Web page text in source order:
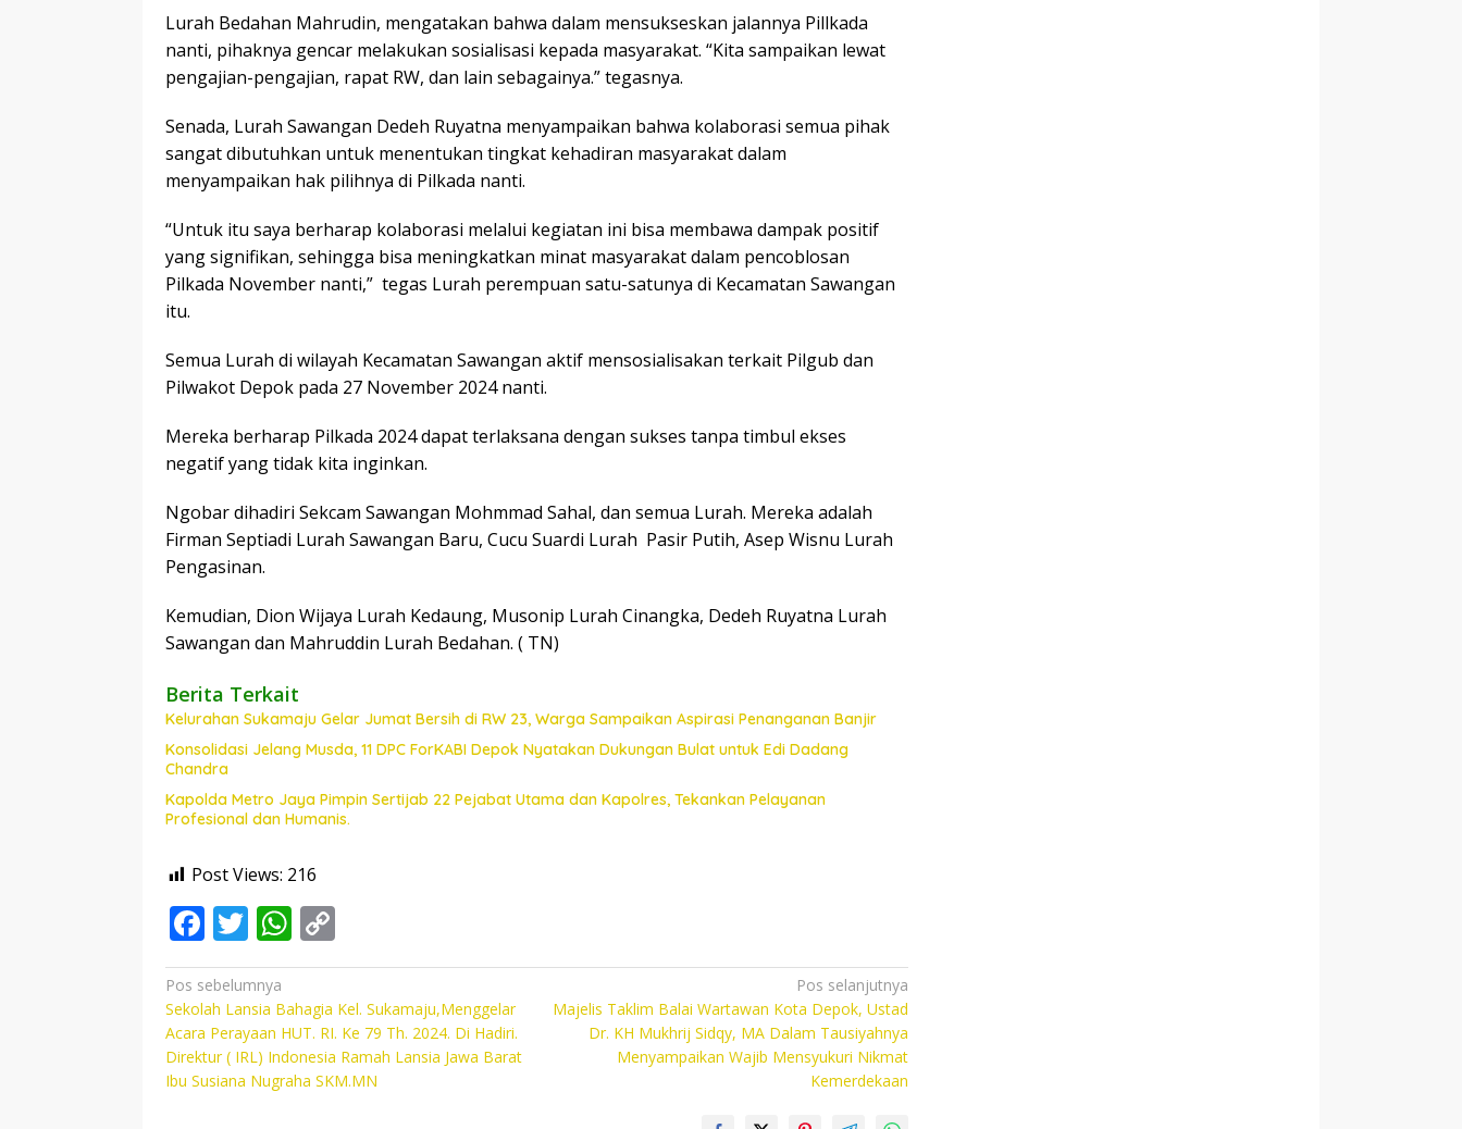
Lurah Bedahan Mahrudin, mengatakan bahwa dalam mensukseskan jalannya Pillkada
nanti, pihaknya gencar melakukan sosialisasi kepada masyarakat. “Kita sampaikan lewat
pengajian-pengajian, rapat RW, dan lain sebagainya.” tegasnya.
Senada, Lurah Sawangan Dedeh Ruyatna menyampaikan bahwa kolaborasi semua pihak
sangat dibutuhkan untuk menentukan tingkat kehadiran masyarakat dalam
menyampaikan hak pilihnya di Pilkada nanti.
“Untuk itu saya berharap kolaborasi melalui kegiatan ini bisa membawa dampak positif
yang signifikan, sehingga bisa meningkatkan minat masyarakat dalam pencoblosan
Pilkada November nanti,” tegas Lurah perempuan satu-satunya di Kecamatan Sawangan
itu.
Semua Lurah di wilayah Kecamatan Sawangan aktif mensosialisakan terkait Pilgub dan
Pilwakot Depok pada 27 November 2024 nanti.
Mereka berharap Pilkada 2024 dapat terlaksana dengan sukses tanpa timbul ekses
negatif yang tidak kita inginkan.
Ngobar dihadiri Sekcam Sawangan Mohmmad Sahal, dan semua Lurah. Mereka adalah
Firman Septiadi Lurah Sawangan Baru, Cucu Suardi Lurah Pasir Putih, Asep Wisnu Lurah
Pengasinan.
Kemudian, Dion Wijaya Lurah Kedaung, Musonip Lurah Cinangka, Dedeh Ruyatna Lurah
Sawangan dan Mahruddin Lurah Bedahan. ( TN)
Berita Terkait
Kelurahan Sukamaju Gelar Jumat Bersih di RW 23, Warga Sampaikan Aspirasi Penanganan Banjir
Konsolidasi Jelang Musda, 11 DPC ForKABI Depok Nyatakan Dukungan Bulat untuk Edi Dadang
Chandra
Kapolda Metro Jaya Pimpin Sertijab 22 Pejabat Utama dan Kapolres, Tekankan Pelayanan
Profesional dan Humanis.
Post Views: 216
F
ac
e
b
o
o
T
w
itt
er
W
h
at
s
A
p
o
p
y
Li
n
Navigasi
pos
Pos sebelumnya
Sekolah Lansia Bahagia Kel. Sukamaju,Menggelar
Acara Perayaan HUT. RI. Ke 79 Th. 2024. Di Hadiri.
Direktur ( IRL) Indonesia Ramah Lansia Jawa Barat
Ibu Susiana Nugraha SKM.MN
Pos selanjutnya
Majelis Taklim Balai Wartawan Kota Depok, Ustad
Dr. KH Mukhrij Sidqy, MA Dalam Tausiyahnya
Menyampaikan Wajib Mensyukuri Nikmat
Kemerdekaan